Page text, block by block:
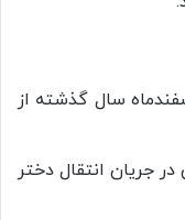
144 جوادیه تهرانپارس در 23 اسفندماه سال گذشته از
جریان انتقال دختر